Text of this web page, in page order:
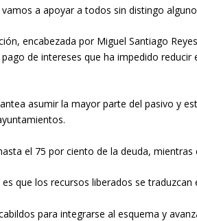
a apoyar a todos sin distingo
encabezada por Miguel Santiago
de intereses que ha impedido
asumir la mayor parte del pasivo y
el 75 por ciento de la deuda,
que los recursos liberados se
para integrarse al esquema y